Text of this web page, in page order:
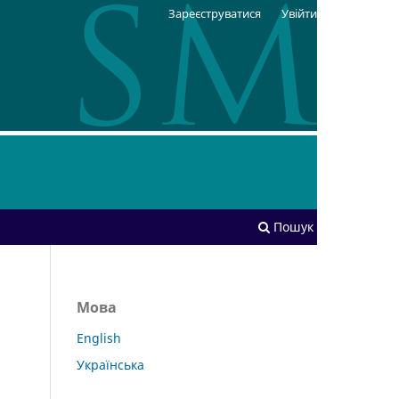
Пошук
Зареєструватися Увійти
Мова
English
Українська